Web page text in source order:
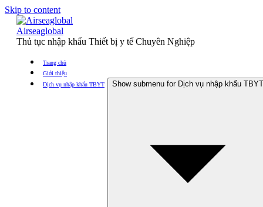
Skip to content
Airseaglobal
Thủ tục nhập khẩu Thiết bị y tế Chuyên Nghiệp
Trang chủ
Giới thiệu
Dịch vụ nhập khẩu TBYT
Show submenu for Dịch vụ nhập khẩu TBYT